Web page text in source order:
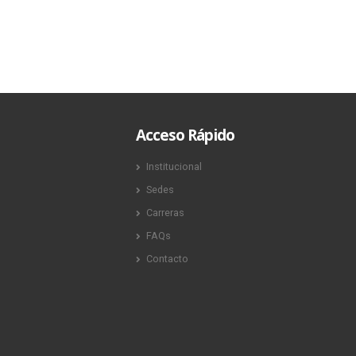
Acceso Rápido
Institucional
Sedes
Carreras
FAQs
Contacto